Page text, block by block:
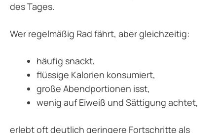
des Tages.
Wer regelmäßig Rad fährt, aber gleichzeitig:
häufig snackt,
flüssige Kalorien konsumiert,
große Abendportionen isst,
wenig auf Eiweiß und Sättigung achtet,
erlebt oft deutlich geringere Fortschritte als